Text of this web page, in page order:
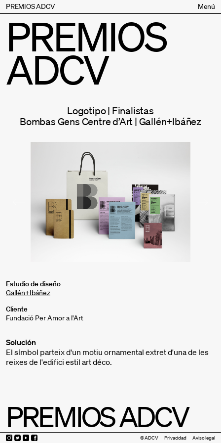
PREMIOS ADCV
Bases
Jurado
Inscripción
Palmarés
Premios especiales
Supporters
Contacto
Menú
PREMIOS
ADCV
Logotipo | Finalistas
Bombas Gens Centre d’Art | Gallén+Ibáñez
Estudio de diseño
Gallén+Ibáñez
Cliente
Fundació Per Amor a l'Art
Solución
El símbol parteix d'un motiu ornamental extret d'una de les
reixes de l'edifici estil art déco.
PREMIOS ADCV
© ADCV Privacidad Aviso legal